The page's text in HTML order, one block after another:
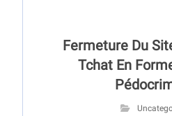
Fermeture Du
Tchat En